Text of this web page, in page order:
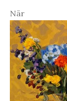
När